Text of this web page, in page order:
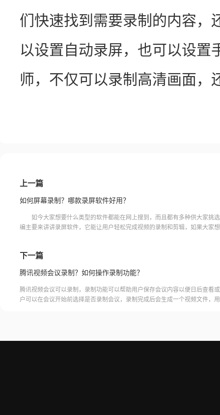
们快速找到需要录制的内容，
以设置自动录屏，也可以设置
师，不仅可以录制高清画面，
上一篇
如何屏幕录制？哪款录屏软件好用？
如今大家想要什么类型的软件都能在网上搜到，而且都有多种供大家挑
编主要来讲讲录屏软件，它能让用户轻松完成视频的录制和剪辑，如果大家
下一篇
腾讯视频会议录制？如何操作录制功能？
腾讯视频会议可以录制，录制功能可以帮助用户保存会议内容以便日后查看
户可以在会议开始前选择是否录制会议，录制完成后会生成一个视频文件，